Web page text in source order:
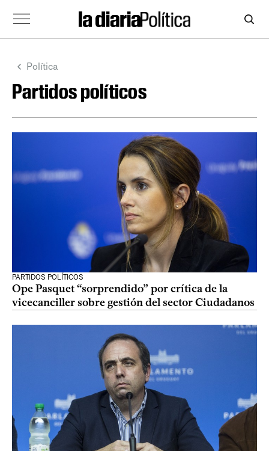
Política
Partidos políticos
PARTIDOS POLÍTICOS
Ope Pasquet “sorprendido” por crítica de la
vicecanciller sobre gestión del sector Ciudadanos